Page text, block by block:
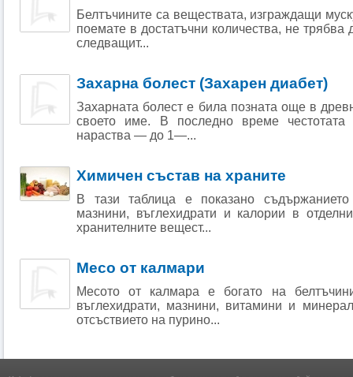
Белтъчините са веществата, изграждащи
поемате в достатъчни количества, не трябва
следващит...
Захарна болест (Захарен диабет)
Захарната болест е била позната още в
своето име. В последно време честотата
нараства — до 1—...
Химичен състав на храните
В тази таблица е показано
мазнини, въглехидрати и калории в
хранителните вещест...
Месо от калмари
Месото от калмара е богато на
въглехидрати, мазнини, витамини и
отсъствието на пурино...